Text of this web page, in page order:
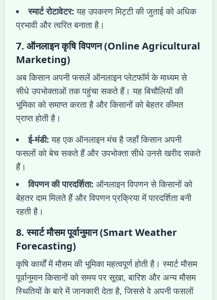
स्मार्ट रोटावेटर: यह उपकरण मिट्टी की जुताई को अधिक
प्रभावी और त्वरित बनाता है।
7. ऑनलाइन कृषि विपणन (Online Agricultural
Marketing)
अब किसान अपनी फसलें ऑनलाइन प्लेटफॉर्म के माध्यम से
सीधे उपभोक्ताओं तक पहुंचा सकते हैं। यह बिचौलियों की
भूमिका को समाप्त करता है और किसानों को बेहतर कीमत
प्राप्त होती है।
ई-मंडी: यह एक ऑनलाइन मंच है जहाँ किसान अपनी
फसलों को बेच सकते हैं और उपभोक्ता सीधे उनसे खरीद सकते
हैं।
विपणन की पारदर्शिता: ऑनलाइन विपणन से किसानों को
बेहतर दाम मिलते हैं और विपणन प्रक्रिया में पारदर्शिता बनी
रहती है।
8.स्मार्ट मौसम पूर्वानुमान (Smart Weather
Forecasting)
कृषि कार्यों में मौसम की भूमिका महत्वपूर्ण होती है। स्मार्ट मौसम
पूर्वानुमान किसानों को समय पर सूखा, बारिश और अन्य मौसम
स्थितियों के बारे में जानकारी देता है, जिससे वे अपनी फसलों